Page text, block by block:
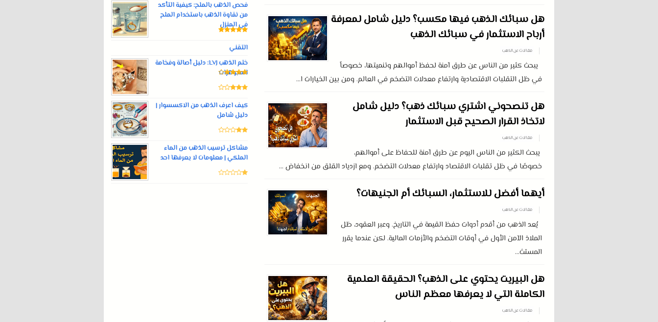
هل سبائك الذهب فيها مكسب؟ دليل شامل لمعرفة
أرباح الاستثمار في سبائك الذهب
مقالات عن الذهب
يبحث كثير من الناس عن طرق آمنة لحفظ أموالهم وتنميتها، خصوصاً
في ظل التقلبات الاقتصادية وارتفاع معدلات التضخم في العالم. ومن بين الخيارات ا...
هل تنصحوني اشتري سبائك ذهب؟ دليل شامل
لاتخاذ القرار الصحيح قبل الاستثمار
مقالات عن الذهب
يبحث الكثير من الناس اليوم عن طرق آمنة للحفاظ على أموالهم،
خصوصًا في ظل تقلبات الاقتصاد وارتفاع معدلات التضخم. ومع ازدياد القلق من انخفاض ...
أيهما أفضل للاستثمار، السبائك أم الجنيهات؟
مقالات عن الذهب
يُعد الذهب من أقدم أدوات حفظ القيمة في التاريخ. وعبر العقود، ظل
الملاذ الآمن الأول في أوقات التضخم والأزمات المالية. لكن عندما يقرر
المستث...
هل البيريت يحتوي على الذهب؟ الحقيقة العلمية
الكاملة التي لا يعرفها معظم الناس
مقالات عن الذهب
فحص الذهب بالملح: كيفية التأكد
من نقاوة الذهب باستخدام الملح
في المنزل
التقني
ختم الذهب LVJ: دليل أصالة وفخامة
المجوهرات
كيف اعرف الذهب من الاكسسوار |
دليل شامل
مشاكل ترسيب الذهب من الماء
الملكي | معلومات لا يعرفها احد